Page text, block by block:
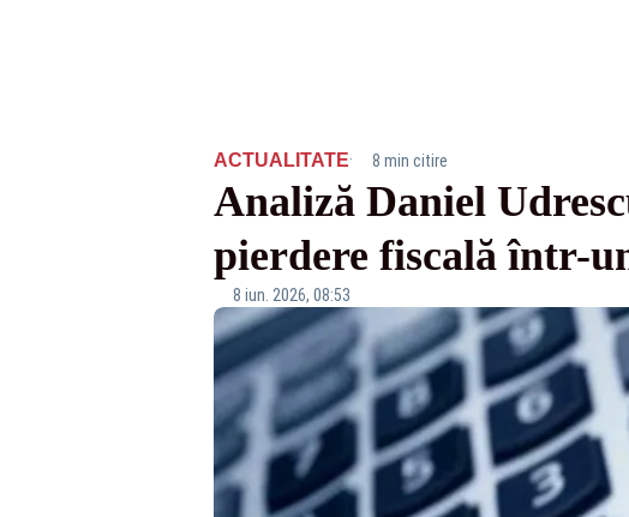
ACTUALITATE· 8 min citire
Analiză Daniel
pierdere fiscală într-
8 iun. 2026, 08:53